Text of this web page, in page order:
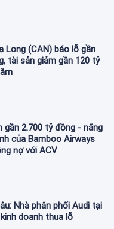
Long (CAN) báo lỗ gần
tài sản giảm gần 120 tỷ
gần 2.700 tỷ đồng - năng
của Bamboo Airways
nợ với ACV
Nhà phân phối Audi tại
doanh thua lỗ